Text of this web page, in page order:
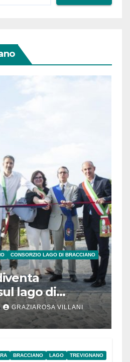
CONSORZIO LAGO DI BRACCIANO
lago di
GRAZIAROSA VILLANI
BRACCIANO LAGO TREVIGNANO